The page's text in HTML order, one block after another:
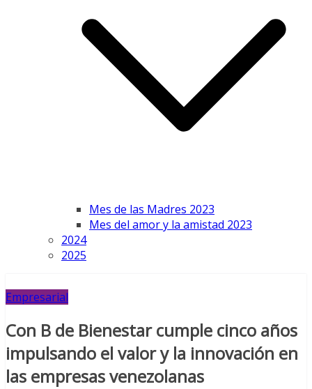
Mes de las Madres 2023
Mes del amor y la amistad 2023
2024
2025
Empresarial
Con B de Bienestar cumple cinco años
impulsando el valor y la innovación en
las empresas venezolanas